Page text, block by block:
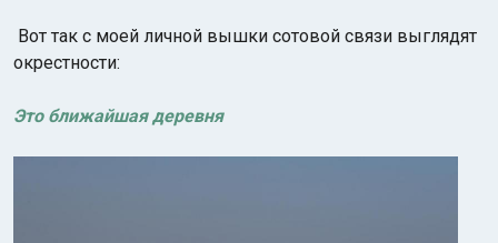
Вот так с моей личной вышки сотовой связи выглядят
окрестности:
Это ближайшая деревня